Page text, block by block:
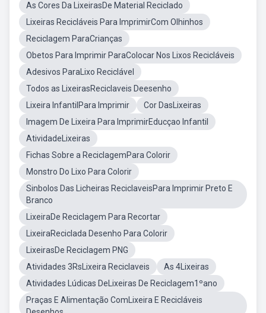
As Cores Da LixeirasDe Material Reciclado
Lixeiras Recicláveis Para ImprimirCom Olhinhos
Reciclagem ParaCrianças
Obetos Para Imprimir ParaColocar Nos Lixos Recicláveis
Adesivos ParaLixo Reciclável
Todos as LixeirasReciclaveis Deesenho
Lixeira InfantilPara Imprimir
Cor DasLixeiras
Imagem De Lixeira Para ImprimirEducçao Infantil
AtividadeLixeiras
Fichas Sobre a ReciclagemPara Colorir
Monstro Do Lixo Para Colorir
Sinbolos Das Licheiras ReciclaveisPara Imprimir Preto E
Branco
LixeiraDe Reciclagem Para Recortar
LixeiraReciclada Desenho Para Colorir
LixeirasDe Reciclagem PNG
Atividades 3RsLixeira Reciclaveis
As 4Lixeiras
Atividades Lúdicas DeLixeiras De Reciclagem1ºano
Praças E Alimentação ComLixeira E Recicláveis